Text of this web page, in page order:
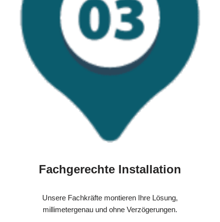
Fachgerechte Installation
Unsere Fachkräfte montieren Ihre Lösung,
millimetergenau und ohne Verzögerungen.